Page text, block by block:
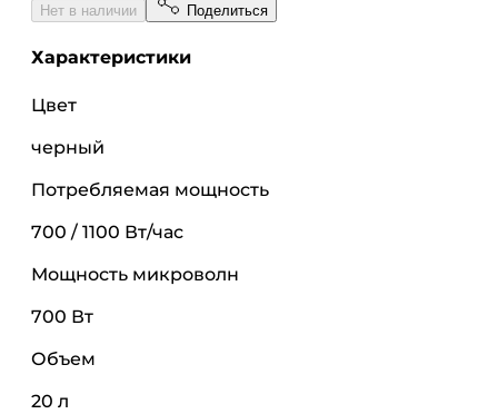
Нет в наличии Поделиться
Характеристики
Цвет
черный
Потребляемая мощность
700 / 1100 Вт/час
Мощность микроволн
700 Вт
Объем
20 л